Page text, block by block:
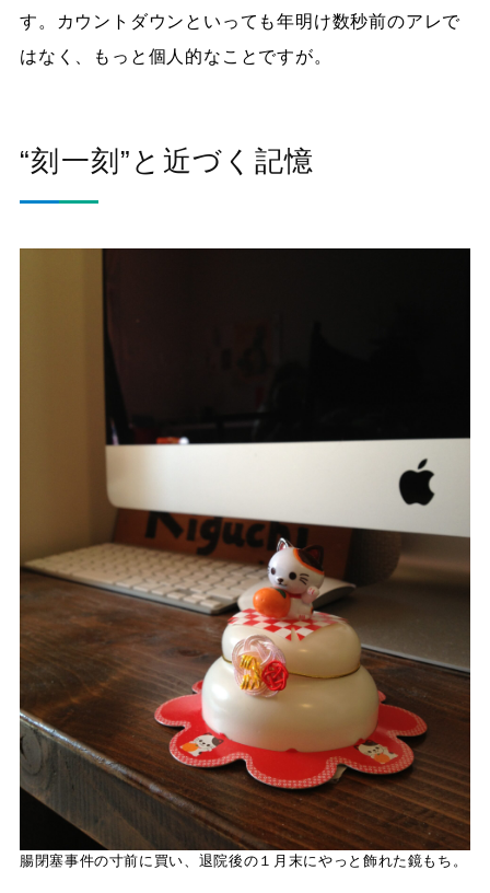
す。カウントダウンといっても年明け数秒前のアレで
はなく、もっと個人的なことですが。
“刻一刻”と近づく記憶
腸閉塞事件の寸前に買い、退院後の１月末にやっと飾れた鏡もち。